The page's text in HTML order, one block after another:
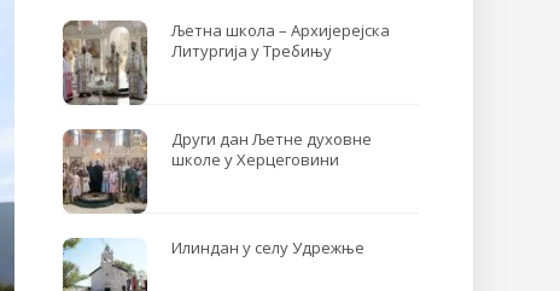
Љетна школа – Архијерејска
Литургија у Требињу
Други дан Љетне духовне
школе у Херцеговини
Илиндан у селу Удрежње